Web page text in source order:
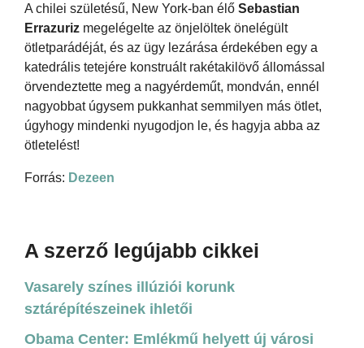
A chilei születésű, New York-ban élő Sebastian
Errazuriz megelégelte az önjelöltek önelégült
ötletparádéját, és az ügy lezárása érdekében egy a
katedrális tetejére konstruált rakétakilövő állomással
örvendeztette meg a nagyérdeműt, mondván, ennél
nagyobbat úgysem pukkanhat semmilyen más ötlet,
úgyhogy mindenki nyugodjon le, és hagyja abba az
ötletelést!
Forrás: Dezeen
A szerző legújabb cikkei
Vasarely színes illúziói korunk
sztárépítészeinek ihletői
Obama Center: Emlékmű helyett új városi